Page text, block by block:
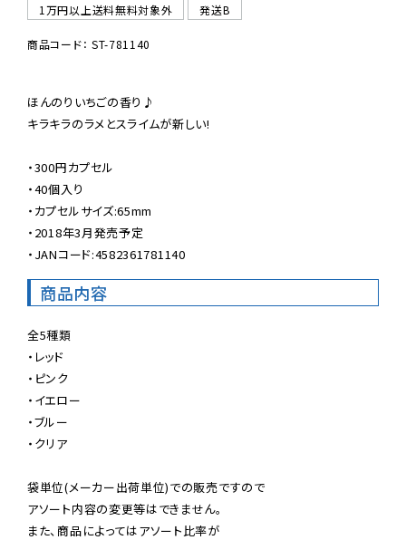
1万円以上送料無料対象外
発送B
商品コード： ST-781140
ほんのりいちごの香り♪
キラキラのラメとスライムが新しい!
・300円カプセル
・40個入り
・カプセルサイズ:65mm
・2018年3月発売予定
・JANコード:4582361781140
商品内容
全5種類
・レッド
・ピンク
・イエロー
・ブルー
・クリア
袋単位(メーカー出荷単位)での販売ですので
アソート内容の変更等はできません。
また、商品によってはアソート比率が